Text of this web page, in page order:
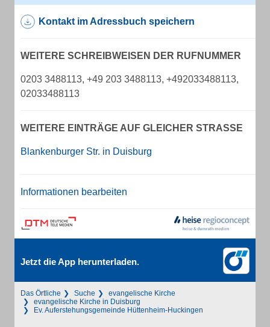
Kontakt im Adressbuch speichern
WEITERE SCHREIBWEISEN DER RUFNUMMER
0203 3488113, +49 203 3488113, +492033488113,
02033488113
WEITERE EINTRÄGE AUF GLEICHER STRASSE
Blankenburger Str. in Duisburg
Informationen bearbeiten
Jetzt die App herunterladen.
Das Örtliche Suche
evangelische Kirche
evangelische Kirche in Duisburg
Ev. Auferstehungsgemeinde Hüttenheim-Huckingen